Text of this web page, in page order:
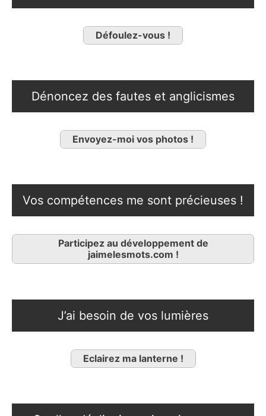
Défoulez-vous !
Dénoncez des fautes et anglicismes
Envoyez-moi vos photos !
Vos compétences me sont précieuses !
Participez au développement de
jaimelesmots.com !
J’ai besoin de vos lumières
Eclairez ma lanterne !